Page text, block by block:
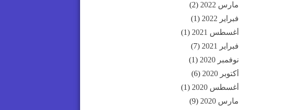
مارس 2022
(2)
فبراير 2022
(1)
أغسطس 2021
(1)
فبراير 2021
(7)
نوفمبر 2020
(1)
أكتوبر 2020
(6)
أغسطس 2020
(1)
مارس 2020
(9)